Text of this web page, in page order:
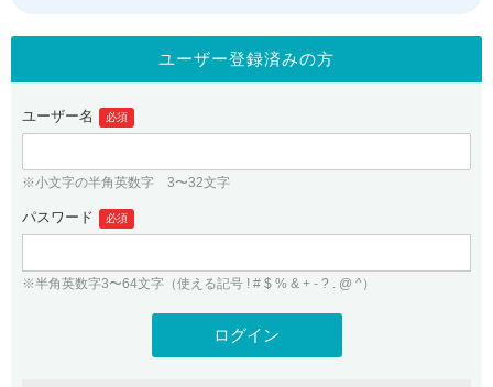
.jpドメインオークション
gTLDオークション NEW!
.jpドメインバックオーダー
プレミアムドメイン
人気ドメインの種類
WHOIS検索
紹介制度
バリュードメインAPI
ドメイン・ホスティングOEM
ログイン
従来のバリュードメインをご利用希望の方
Value Domainにログイン
ユーザー登録
ユーザー登録済みの方
ユーザー名 必須
※小文字の半角英数字 3〜32文字
パスワード 必須
※半角英数字3〜64文字（使える記号 ! # $ % & + - ? . @ ^）